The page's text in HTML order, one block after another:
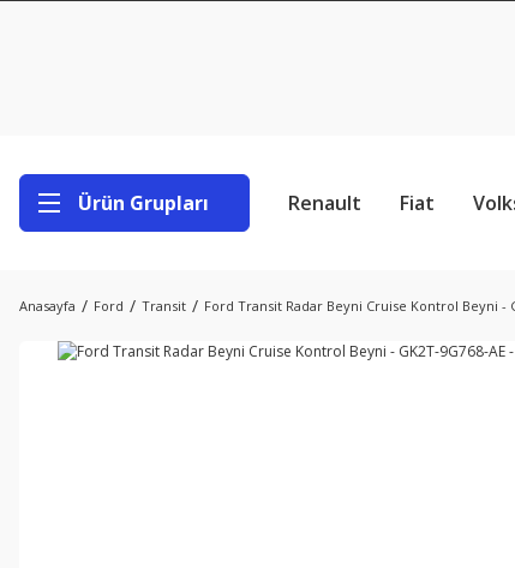
Ürün Grupları Renault Fiat
Anasayfa Ford Transit Ford Transit Radar Beyni Cruise Kontrol Beyni -